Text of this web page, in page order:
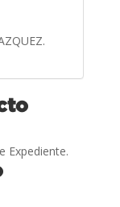
Expediente.